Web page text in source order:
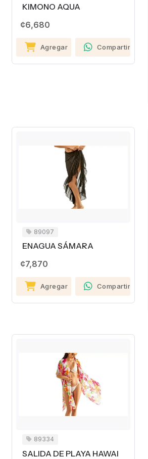
KIMONO AQUA
¢6,680
Agregar Compartir
89097
ENAGUA SÁMARA
¢7,870
Agregar Compartir
89334
SALIDA DE PLAYA HAWAI